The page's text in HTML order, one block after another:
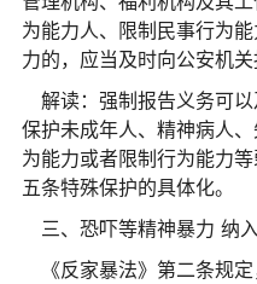
为能力人、限制民事行为
力的，应当及时向公安机关
解读：强制报告义务可
保护未成年人、精神病人
为能力或者限制行为能力
五条特殊保护的具体化。
三、恐吓等精神暴力 纳
《反家暴法》第二条规